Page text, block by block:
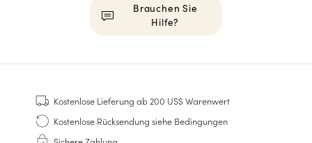
Brauchen Sie
Hilfe?
Sneakers
Goodyear genäht
Derbys & Richelieu
Kostenlose Lieferung ab 200 US$ Warenwert
Kostenlose Rücksendung siehe Bedingungen